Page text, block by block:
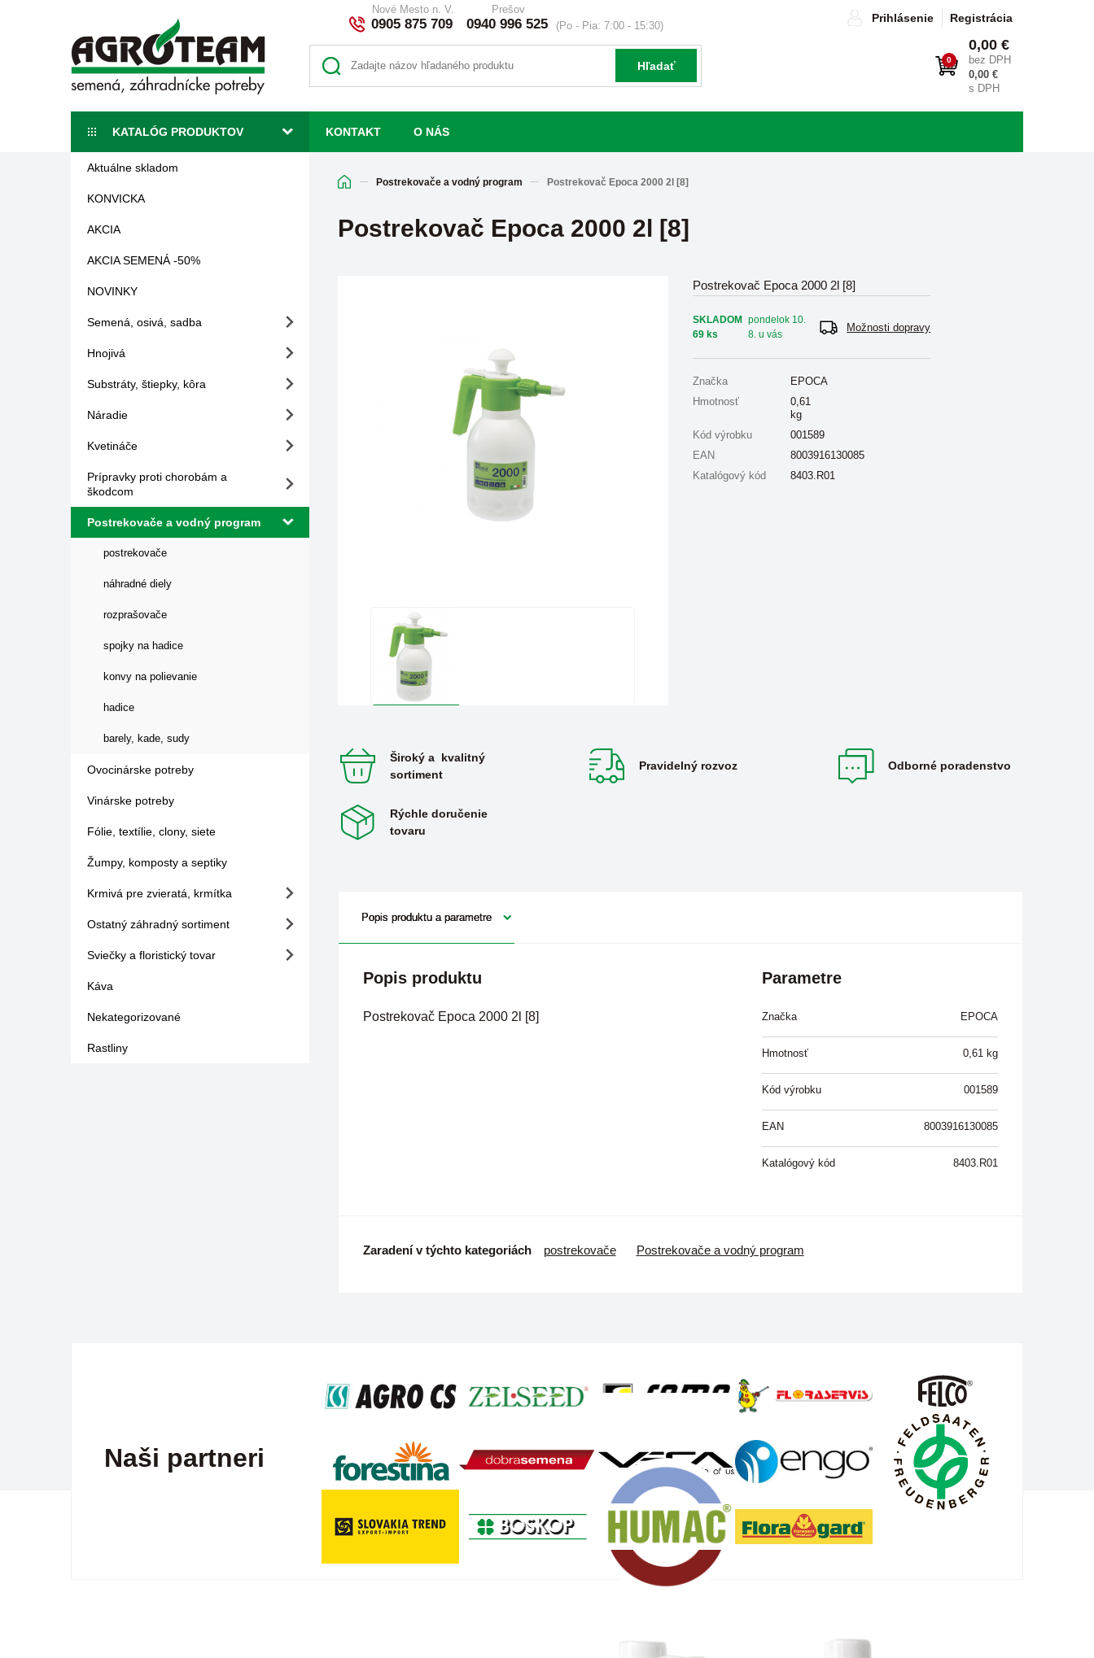
Nové Mesto n. V.
0905 875 709
Prešov
0940 996 525 (Po - Pia: 7:00 - 15:30)
Prihlásenie Registrácia
Hľadať 0
0,00 €
bez DPH
0,00 €
s DPH
KONTAKT O NÁS
KATALÓG PRODUKTOV
Aktuálne skladom
KONVICKA
AKCIA
AKCIA SEMENÁ -50%
NOVINKY
Semená, osivá, sadba
Hnojivá
Substráty, štiepky, kôra
Náradie
Kvetináče
Prípravky proti chorobám a
škodcom
Postrekovače a vodný program
postrekovače
náhradné diely
rozprašovače
spojky na hadice
konvy na polievanie
hadice
barely, kade, sudy
Ovocinárske potreby
Vinárske potreby
Fólie, textílie, clony, siete
Žumpy, komposty a septiky
Krmivá pre zvieratá, krmítka
Ostatný záhradný sortiment
Sviečky a floristický tovar
Káva
Nekategorizované
Rastliny
Postrekovače a vodný program Postrekovač Epoca 2000 2l [8]
Postrekovač Epoca 2000 2l [8]
Postrekovač Epoca 2000 2l [8]
SKLADOM
69 ks
pondelok 10.
8. u vás
Možnosti dopravy
Značka
EPOCA
Hmotnosť
0,61
kg
Kód výrobku
001589
EAN
8003916130085
Katalógový kód
8403.R01
Široký a kvalitný
sortiment
Pravidelný rozvoz Odborné poradenstvo
Rýchle doručenie
tovaru
Popis produktu a parametre
Popis produktu
Postrekovač Epoca 2000 2l [8]
Parametre
Značka EPOCA
Hmotnosť 0,61 kg
Kód výrobku 001589
EAN 8003916130085
Katalógový kód 8403.R01
Zaradení v týchto kategoriách postrekovače Postrekovače a vodný program
Naši partneri